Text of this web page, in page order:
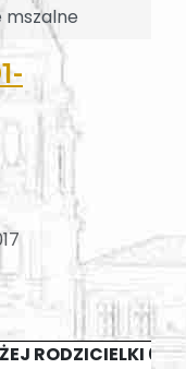
mszalne
RODZICIELKI